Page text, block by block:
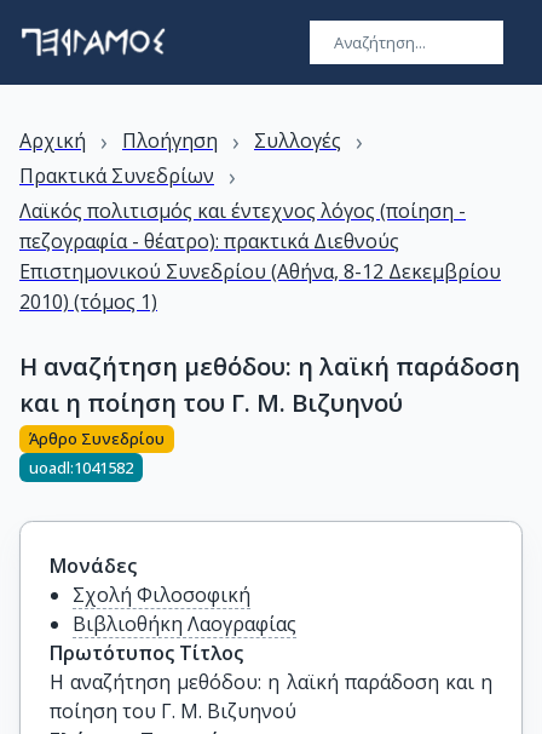
Αρχική › Πλοήγηση › Συλλογές ›
Πρακτικά Συνεδρίων ›
Λαϊκός πολιτισμός και έντεχνος λόγος (ποίηση -
πεζογραφία - θέατρο): πρακτικά Διεθνούς
Επιστημονικού Συνεδρίου (Αθήνα, 8-12 Δεκεμβρίου
2010) (τόμος 1)
Η αναζήτηση μεθόδου: η λαϊκή παράδοση
και η ποίηση του Γ. Μ. Βιζυηνού
Άρθρο Συνεδρίου
uoadl:1041582
Μονάδες
Σχολή Φιλοσοφική
Βιβλιοθήκη Λαογραφίας
Πρωτότυπος Τίτλος
Η αναζήτηση μεθόδου: η λαϊκή παράδοση και η
ποίηση του Γ. Μ. Βιζυηνού